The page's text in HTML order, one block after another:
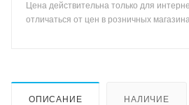
Цена действительна только для
отличаться от цен в розничных
ОПИСАНИЕ НАЛИЧИЕ